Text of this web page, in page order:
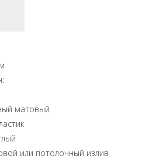
матовый
или потолочный излив